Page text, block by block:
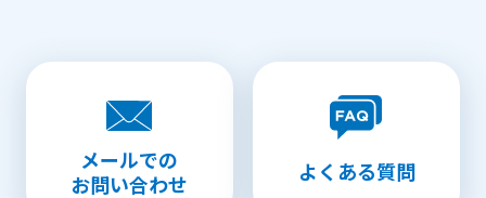
メールでの
お問い合わせ
よくある質問